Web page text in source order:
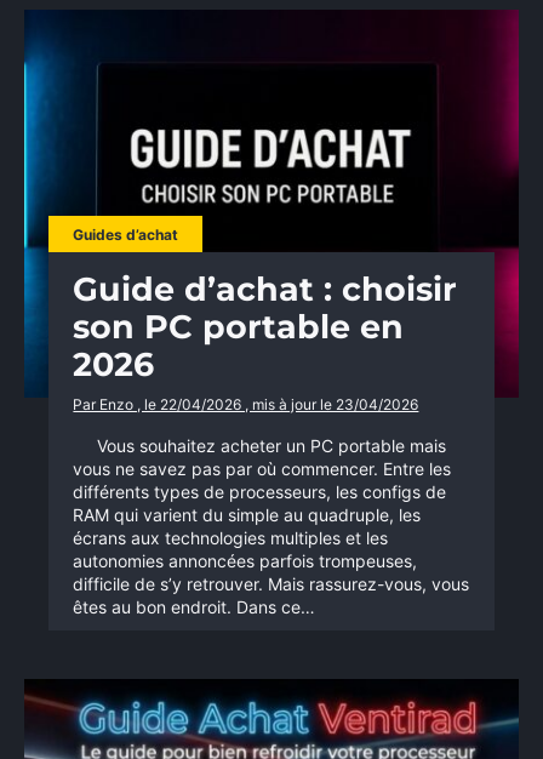
Guides d’achat
Guide d’achat : choisir
son PC portable en
2026
Par Enzo , le 22/04/2026 , mis à jour le 23/04/2026
Vous souhaitez acheter un PC portable mais
vous ne savez pas par où commencer. Entre les
différents types de processeurs, les configs de
RAM qui varient du simple au quadruple, les
écrans aux technologies multiples et les
autonomies annoncées parfois trompeuses,
difficile de s’y retrouver. Mais rassurez-vous, vous
êtes au bon endroit. Dans ce…